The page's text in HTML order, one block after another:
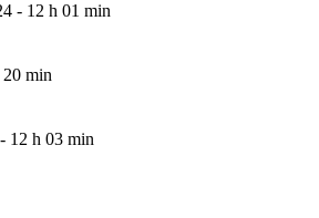
- 12 h 01 min
min
12 h 03 min